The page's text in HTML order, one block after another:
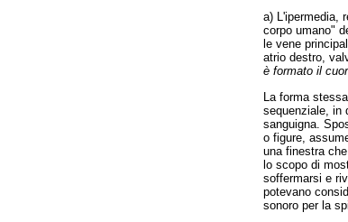
a) L'ipermedia,
corpo umano"
le vene
atrio destro,
è formato il
La forma
sequenziale, in
sanguigna.
o figure,
una finestra
lo scopo di
soffermarsi e
potevano
sonoro per la